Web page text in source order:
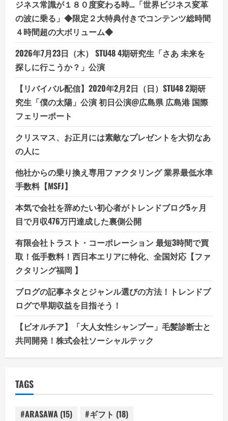
ジネス常識が１８０度変わる時…「世界ビジネス変革
の波に乗る」◆限定２大特典付きでコンテンツ総時間
４時間超の大ボリューム◆
2026年7月23日（木） STU48 4期研究生「さあ 未来を
探しに行こうか？」公演
【リバイバル配信】2020年2月2日（日）STU48 2期研
究生「僕の太陽」公演 初日公演@広島県 広島港 国際
フェリーポート
クリスマス、お正月には素敵なプレゼントを大切なあ
の人に
他社からの乗り換え専用ファクタリング 業界最低水準
手数料【MSFJ】
本気で会社を辞めたい初心者がトレンドブログ5ヶ月
目で月収476万円達成した裏側公開
有限会社トラスト・コーポレーション 最短3時間で買
取！低手数料！西日本エリアに特化、全国対応【ファ
クタリング福岡 】
ブログの記事ネタとジャンル選びの方法！トレンドブ
ログで早期収益を目指そう！
【ビオルチア】「大人女性シャンプー」毛髪診断士と
共同開発！株式会社ソーシャルテック
TAGS
#ARASAWA (15) #ギフト (18)